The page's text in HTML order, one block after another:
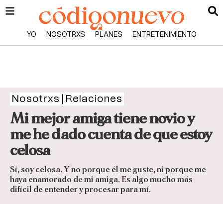
YO NOSOTRXS PLANES ENTRETENIMIENTO
Nosotrxs Relaciones
Mi mejor amiga tiene novio y
me he dado cuenta de que estoy
celosa
Sí, soy celosa. Y no porque él me guste, ni porque me
haya enamorado de mi amiga. Es algo mucho más
difícil de entender y procesar para mí.